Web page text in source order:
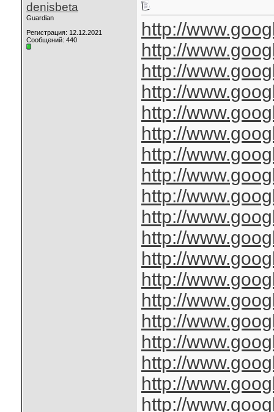
denisbeta
Guardian
Регистрация: 12.12.2021
Сообщений: 440
http://
http://
http://
http://
http://
http://
http://
http://
http://
http://
http://
http://
http://
http://
http://
http://
http://
http://
http://